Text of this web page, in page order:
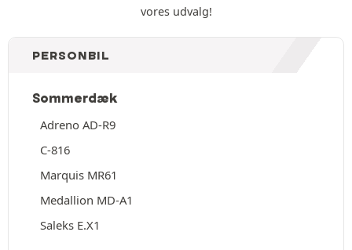
vores udvalg!
PERSONBIL
Sommerdæk
Adreno AD-R9
C-816
Marquis MR61
Medallion MD-A1
Saleks E.X1